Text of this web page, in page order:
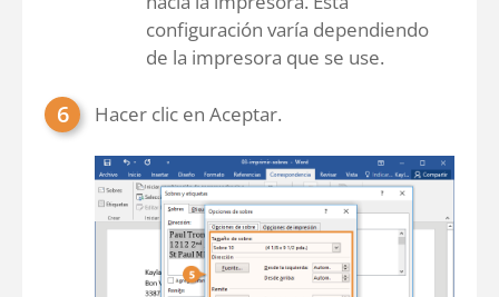
configuración varía dependiendo
de la impresora que se use.
Hacer clic en Aceptar.